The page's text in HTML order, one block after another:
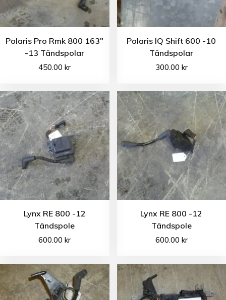
Polaris Pro Rmk 800 163″
-13 Tändspolar
450.00kr
Polaris IQ Shift 600 -10
Tändspolar
300.00 kr
Lynx RE 800 -12
Tändspole
600.00kr
Lynx RE 800 -12
Tändspole
600.00 kr